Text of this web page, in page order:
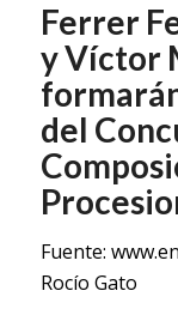
Ferrer
y Víctor
del
Fuente:
Rocío Gato